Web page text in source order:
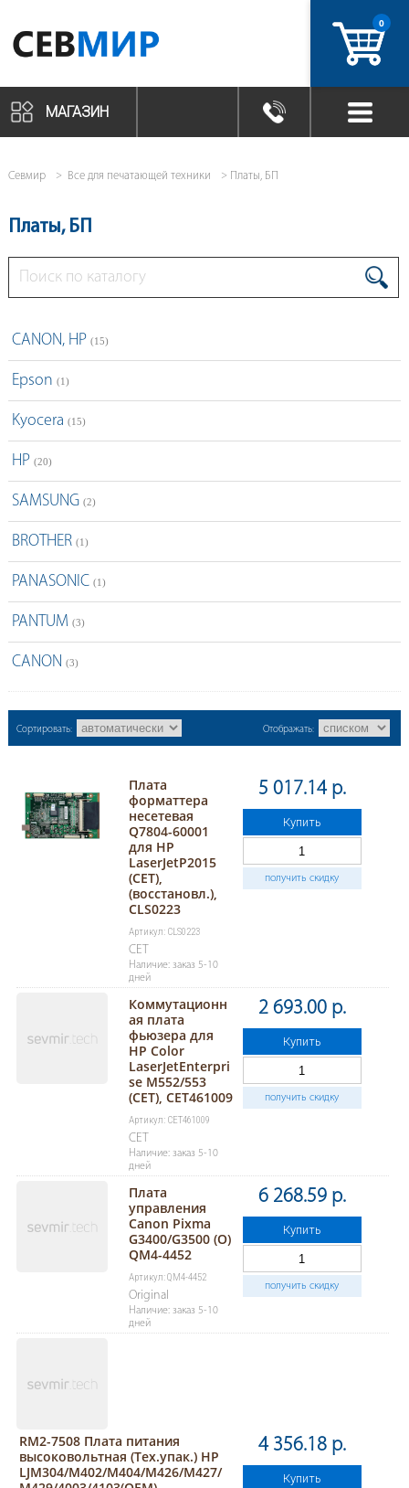
0
МАГАЗИН
Севмир Все для печатающей техники Платы, БП
Платы, БП
CANON, HP(15)
Epson(1)
Kyocera(15)
HP(20)
SAMSUNG(2)
BROTHER(1)
PANASONIC(1)
PANTUM(3)
CANON(3)
Сортировать: Отображать:
Плата
форматтера
несетевая
Q7804-60001
для HP
LaserJetP2015
(CET),
(восстановл.),
CLS0223
Артикул: CLS0223
CET
Наличие: заказ 5-10
дней
5 017.14 р.
Купить
получить скидку
Коммутационн
ая плата
фьюзера для
HP Color
LaserJetEnterpri
se M552/553
(CET), CET461009
Артикул: CET461009
CET
Наличие: заказ 5-10
дней
2 693.00 р.
Купить
получить скидку
Плата
управления
Canon Pixma
G3400/G3500 (O)
QM4-4452
Артикул: QM4-4452
Original
Наличие: заказ 5-10
дней
6 268.59 р.
Купить
получить скидку
RM2-7508 Плата питания
высоковольтная (Тех.упак.) HP
LJM304/M402/M404/M426/M427/
4 356.18 р.
Купить